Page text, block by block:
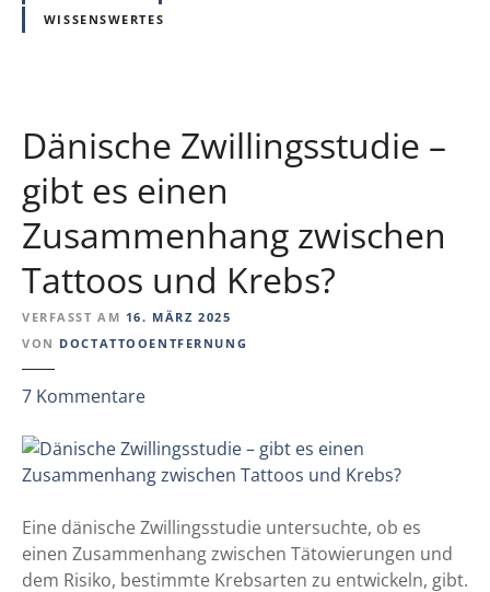
m
U
v
e
i
s
T
o
n
K
f
o
a
n
L
a
n
g
WISSENSWERTES
Dänische Zwillingsstudie –
gibt es einen
Zusammenhang zwischen
Tattoos und Krebs?
VERFASST AM 16. MÄRZ 2025
VON DOCTATTOOENTFERNUNG
7 Kommentarez
D
ä
i
s
c
Eine dänische Zwillingsstudie untersuchte, ob es
einen Zusammenhang zwischen Tätowierungen und
dem Risiko, bestimmte Krebsarten zu entwickeln, gibt.